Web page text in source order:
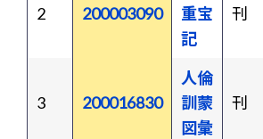
2 200003090
重宝
記
刊
3 200016830
人倫
訓蒙
図彙
刊